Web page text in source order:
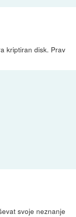
kriptiran disk. Prav
svoje neznanje